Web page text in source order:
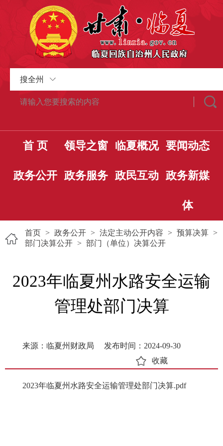
搜全州
首 页 领导之窗 临夏概况 要闻动态
政务公开 政务服务 政民互动 政务新媒
体
首页 > 政务公开 > 法定主动公开内容 > 预算决算 >
部门决算公开 > 部门（单位）决算公开
2023年临夏州水路安全运输
管理处部门决算
来源：临夏州财政局
发布时间：2024-09-30
收藏
2023年临夏州水路安全运输管理处部门决算.pdf